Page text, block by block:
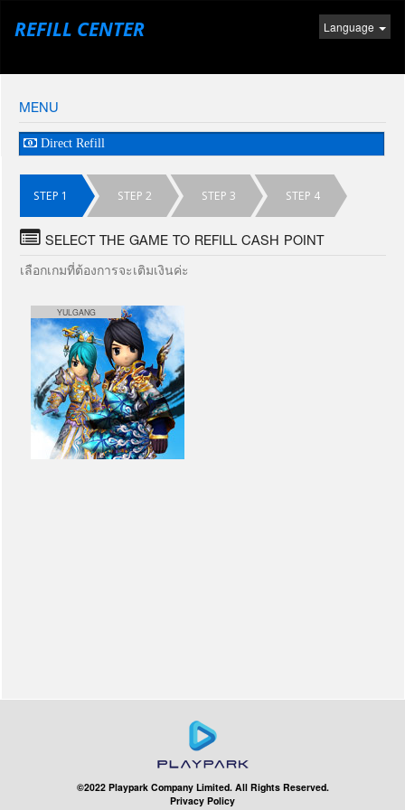
REFILL CENTER Language
MENU
Direct Refill
STEP 1 STEP 2 STEP 3 STEP 4
SELECT THE GAME TO REFILL CASH POINT
เลือกเกมที่ต้องการจะเติมเงินค่ะ
YULGANG
©2022 Playpark Company Limited. All Rights Reserved.
Privacy Policy